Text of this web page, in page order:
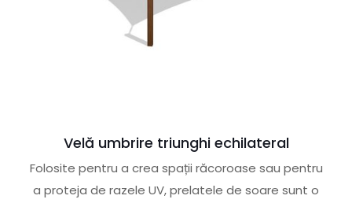
Velă umbrire triunghi echilateral
Folosite pentru a crea spații răcoroase sau pentru
a proteja de razele UV, prelatele de soare sunt o